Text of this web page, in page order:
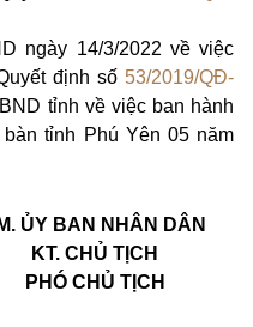
ngày 14/3/2022 về việc
định số 53/2019/QĐ-
tỉnh về việc ban hành
tỉnh Phú Yên 05 năm
ỦY BAN NHÂN DÂN
KT. CHỦ TỊCH
PHÓ CHỦ TỊCH